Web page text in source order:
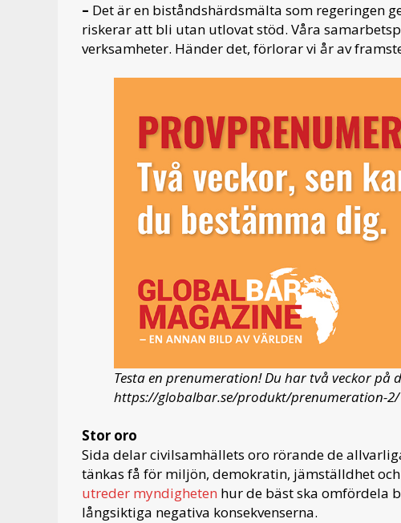
– Det är en biståndshärdsmälta som regeringen
riskerar att bli utan utlovat stöd. Våra
verksamheter. Händer det, förlorar vi år av
Testa en prenumeration! Du har två veckor på
https://globalbar.se/produkt/prenumeration-2/
Stor oro
Sida delar civilsamhällets oro rörande de
tänkas få för miljön, demokratin, jämställdhet
utreder myndigheten hur de bäst ska omfördela
långsiktiga negativa konsekvenserna.